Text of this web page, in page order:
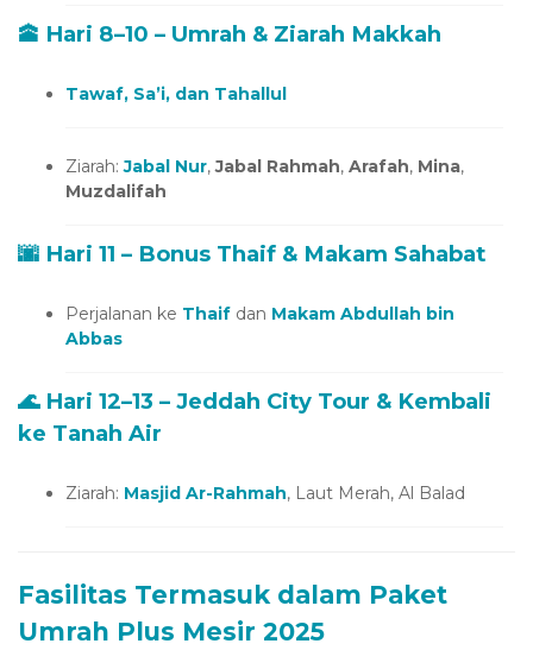
🕋 Hari 8–10 – Umrah & Ziarah Makkah
Tawaf, Sa’i, dan Tahallul
Ziarah:Jabal Nur,Jabal Rahmah, Arafah, Mina,
Muzdalifah
🌆 Hari 11 – Bonus Thaif & Makam Sahabat
Perjalanan ke Thaif dan Makam Abdullah bin
Abbas
🌊 Hari 12–13 – Jeddah City Tour & Kembali
ke Tanah Air
Ziarah: Masjid Ar-Rahmah, Laut Merah, Al Balad
Fasilitas Termasuk dalam Paket
Umrah Plus Mesir 2025